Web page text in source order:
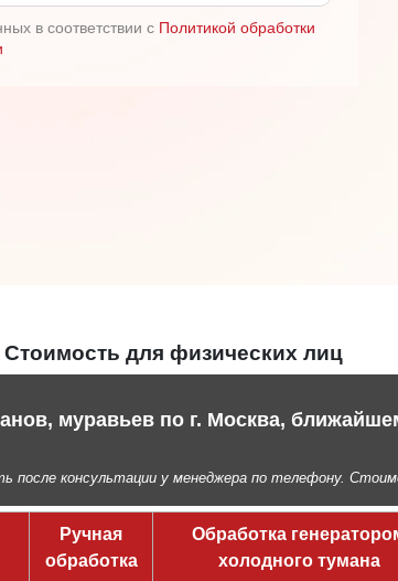
в соответствии с Политикой обработки
Стоимость для физических лиц
муравьев по г. Москва,
консультации у менеджера по телефону.
Ручная
обработка
Обработка
холодного тумана